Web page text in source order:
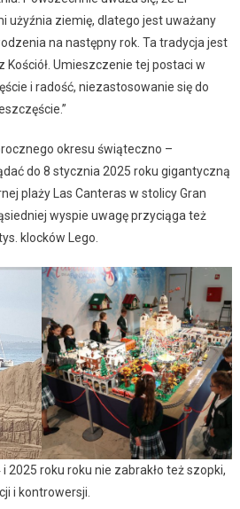
użyźnia ziemię, dlatego jest uważany
na następny rok. Ta tradycja jest
Kościół. Umieszczenie tej postaci w
i radość, niezastosowanie się do
okresu świąteczno –
do 8 stycznia 2025 roku gigantyczną
plaży Las Canteras w stolicy Gran
wyspie uwagę przyciąga też
klocków Lego.
2025 roku roku nie zabrakło też szopki,
i kontrowersji.